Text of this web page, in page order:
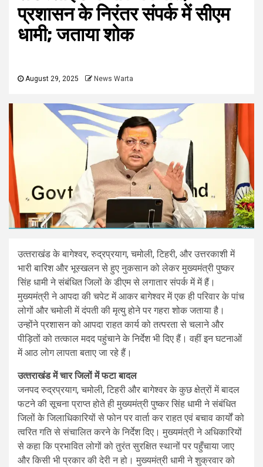
प्रशासन के निरंतर संपर्क में सीएम
धामी; जताया शोक
August 29, 2025 News Warta
उत्‍तराखंड के बागेश्वर, रुद्रप्रयाग, चमोली, टिहरी, और उत्तरकाशी में
भारी बारिश और भूस्खलन से हुए नुकसान को लेकर मुख्यमंत्री पुष्कर
सिंह धामी ने संबंधित जिलों के डीएम से लगातार संपर्क में में हैं।
मुख्यमंत्री ने आपदा की चपेट में आकर बागेश्वर में एक ही परिवार के पांच
लोगों और चमोली में दंपती की मृत्यु होने पर गहरा शोक जताया है।
उन्होंने प्रशासन को आपदा राहत कार्य को तत्परता से चलाने और
पीड़ितों को तत्काल मदद पहुंचाने के निर्देश भी दिए हैं। वहीं इन घटनाओं
में आठ लोग लापता बताए जा रहे हैं।
उत्‍तराखंड में चार जिलों में फटा बादल
जनपद रुद्रप्रयाग, चमोली, टिहरी और बागेश्वर के कुछ क्षेत्रों में बादल
फटने की सूचना प्राप्त होते ही मुख्यमंत्री पुष्कर सिंह धामी ने संबंधित
जिलों के जिलाधिकारियों से फोन पर वार्ता कर राहत एवं बचाव कार्यों को
त्वरित गति से संचालित करने के निर्देश दिए। मुख्यमंत्री ने अधिकारियों
से कहा कि प्रभावित लोगों को तुरंत सुरक्षित स्थानों पर पहुँचाया जाए
और किसी भी प्रकार की देरी न हो। मुख्यमंत्री धामी ने शुक्रवार को